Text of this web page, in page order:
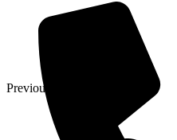
Previous